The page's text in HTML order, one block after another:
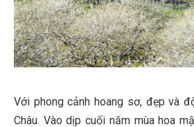
Với phong cảnh hoang sơ, đẹp và
Châu. Vào dịp cuối năm mùa hoa